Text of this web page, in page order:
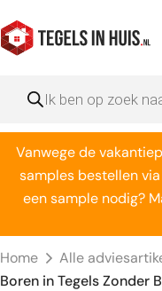
naar
de
zoeken
Vanwege de
samples bestellen
een sample nodig?
Home Alle
Boren in Tegels Zonder